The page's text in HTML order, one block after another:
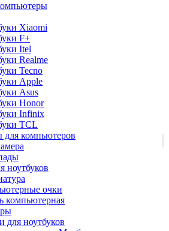
Xiaomi
F+
Itel
Realme
Tecno
Apple
Asus
Honor
Infinix
TCL
для компьютеров
ноутбуков
очки
для ноутбуков